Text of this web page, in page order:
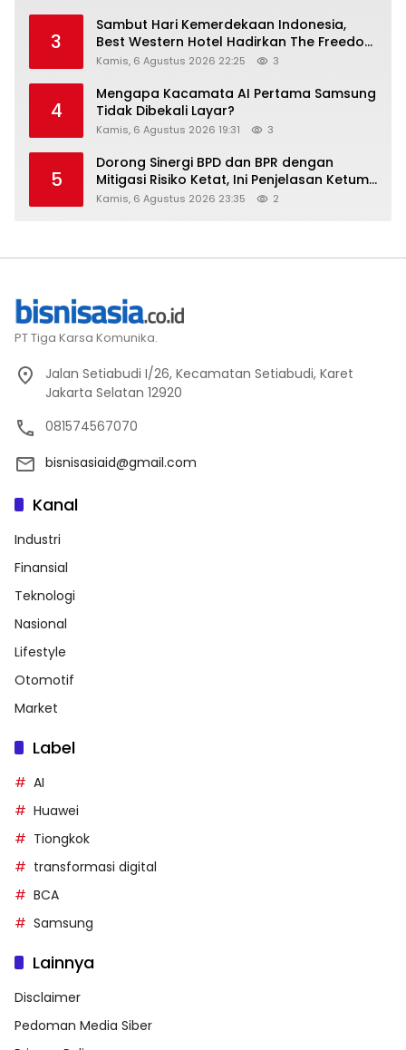
3
Sambut Hari Kemerdekaan Indonesia,
Best Western Hotel Hadirkan The Freedom
Stay Diskon Hingga 45%
Kamis, 6 Agustus 2026 22:25 3
4
Mengapa Kacamata AI Pertama Samsung
Tidak Dibekali Layar?
Kamis, 6 Agustus 2026 19:31 3
5
Dorong Sinergi BPD dan BPR dengan
Mitigasi Risiko Ketat, Ini Penjelasan Ketum
Asbanda
Kamis, 6 Agustus 2026 23:35 2
PT Tiga Karsa Komunika.
Jalan Setiabudi I/26, Kecamatan Setiabudi, Karet
Jakarta Selatan 12920
081574567070
bisnisasiaid@gmail.com
Kanal
Industri
Finansial
Teknologi
Nasional
Lifestyle
Otomotif
Market
Label
AI
Huawei
Tiongkok
transformasi digital
BCA
Samsung
Lainnya
Disclaimer
Pedoman Media Siber